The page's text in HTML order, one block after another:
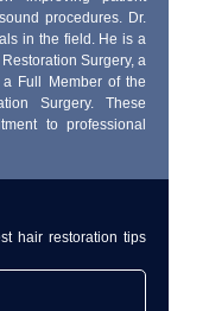
procedures. Dr.
in the field. He is a
Surgery, a
Full Member of the
Surgery. These
to professional
hair restoration tips